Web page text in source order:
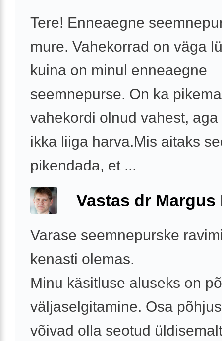
Tere! Enneaegne
mure. Vahekorrad on väga
kuina on minul enneaegne
seemnepurse. On ka
vahekordi olnud vahest,
ikka liiga harva.Mis aitaks
pikendada, et ...
Vastas dr Margus
Varase seemnepurske
kenasti olemas.
Minu käsitluse aluseks on
väljaselgitamine. Osa
võivad olla seotud